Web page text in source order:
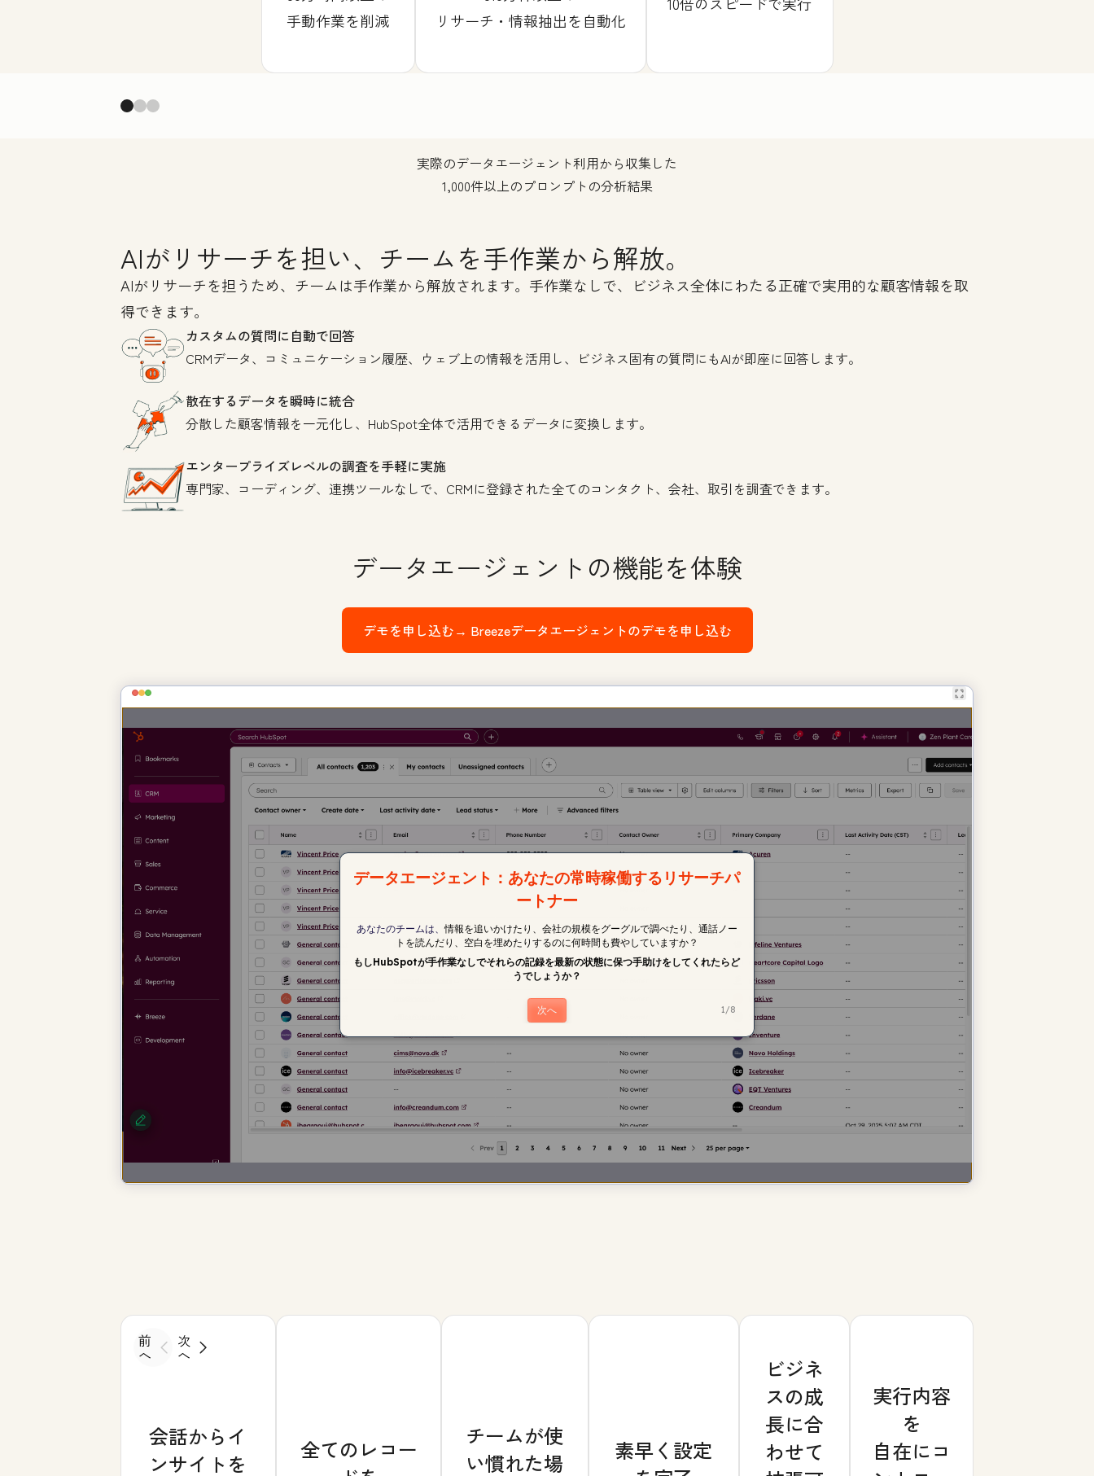
手動作業を削減
リサーチ・情報抽出を自動化
実際のデータエージェント利用から収集した
1,000件以上のプロンプトの分析結果
AIがリサーチを担い、チームを手作業から解放。
AIがリサーチを担うため、チームは手作業から解放されます。手作業なしで、ビジネス全体にわたる正確で実用的な顧客情報を取
得できます。
カスタムの質問に自動で回答
CRMデータ、コミュニケーション履歴、ウェブ上の情報を活用し、ビジネス固有の質問にもAIが即座に回答します。
散在するデータを瞬時に統合
分散した顧客情報を一元化し、HubSpot全体で活用できるデータに変換します。
エンタープライズレベルの調査を手軽に実施
専門家、コーディング、連携ツールなしで、CRMに登録された全てのコンタクト、会社、取引を調査できます。
データエージェントの機能を体験
デモを申し込む→ Breezeデータエージェントのデモを申し込む
前
へ
次
へ
会話からイ
ンサイトを
全てのレコー
チームが使
い慣れた場
素早く設定
ビジネ
スの成
長に合
わせて
実行内容
を
自在にコ